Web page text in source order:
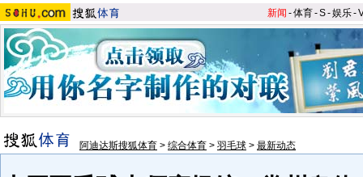
新闻 -体育-S-娱乐-
阿迪达斯搜狐体育 > 综合体育 > 羽毛球 > 最新动态